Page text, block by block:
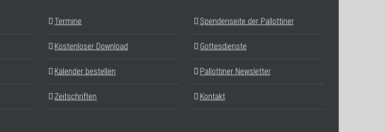
Termine
Kostenloser Download
Kalender bestellen
Zeitschriften
Spendenseite der Pallottiner
Gottesdienste
Pallottiner Newsletter
Kontakt